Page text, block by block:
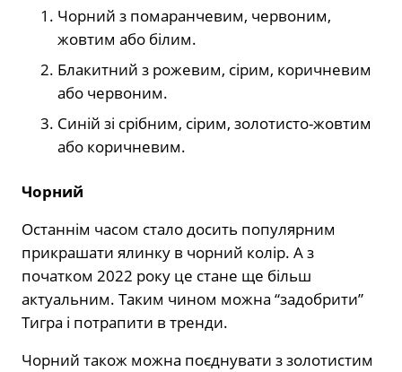
Чорний з помаранчевим, червоним,
жовтим або білим.
Блакитний з рожевим, сірим, коричневим
або червоним.
Синій зі срібним, сірим, золотисто-жовтим
або коричневим.
Чорний
Останнім часом стало досить популярним
прикрашати ялинку в чорний колір. А з
початком 2022 року це стане ще більш
актуальним. Таким чином можна “задобрити”
Тигра і потрапити в тренди.
Чорний також можна поєднувати з золотистим